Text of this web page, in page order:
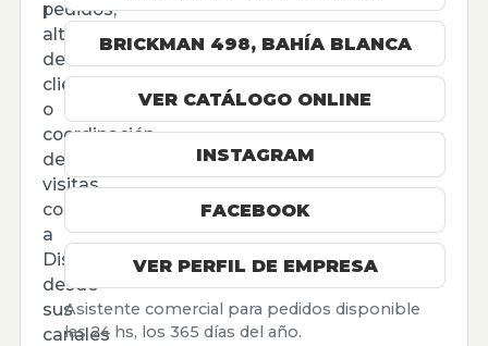
pedidos,
altas
de
cliente
o
coordinación
de
visitas,
contactá
a
Disproal
desde
sus
canales
BRICKMAN 498, BAHÍA BLANCA
VER CATÁLOGO ONLINE
INSTAGRAM
FACEBOOK
VER PERFIL DE EMPRESA
Asistente comercial para pedidos disponible
las 24 hs, los 365 días del año.